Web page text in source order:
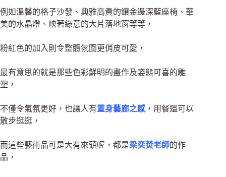
例如溫馨的格子沙發、典雅高貴的鑲金邊深藍座椅、華
美的水晶燈、映著綠意的大片落地窗等等，
粉紅色的加入則令整體氛圍更俏皮可愛，
最有意思的就是那些色彩鮮明的畫作及姿態可喜的雕
塑，
不僅令氣氛更好，也讓人有置身藝廊之感，用餐還可以
散步逛逛，
而這些藝術品可是大有來頭喔，都是梁奕焚老師的作
品，